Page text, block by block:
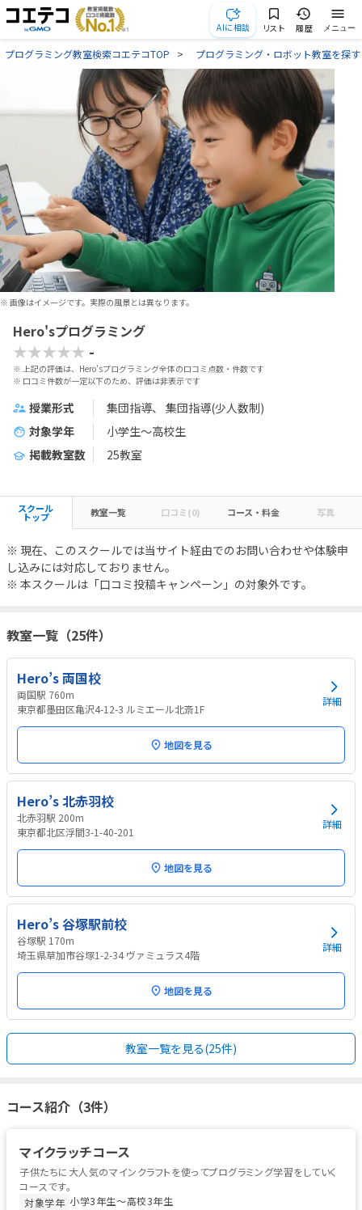
AIに相談 リスト 履歴 メニュー
プログラミング教室検索コエテコTOP プログラミング・ロボット教室を探す
※ 画像はイメージです。実際の風景とは異なります。
Hero'sプログラミング
★★★★★ -
※ 上記の評価は、Hero'sプログラミング全体の口コミ点数・件数です
※ 口コミ件数が一定以下のため、評価は非表示です
授業形式 集団指導
集団指導(少人数制)
対象学年
小学生～高校生
掲載教室数
25教室
スクール
トップ 教室一覧 口コミ(0) コース・料金 写真
※ 現在、このスクールでは当サイト経由でのお問い合わせや体験申
し込みには対応しておりません。
※ 本スクールは「口コミ投稿キャンペーン」の対象外です。
教室一覧（25件）
Hero’s 両国校
両国駅 760m
東京都墨田区亀沢4-12-3 ルミエール北斎1F
詳細
地図を見る
Hero’s 北赤羽校
北赤羽駅 200m
東京都北区浮間3-1-40-201
詳細
地図を見る
Hero’s 谷塚駅前校
谷塚駅 170m
埼玉県草加市谷塚1-2-34 ヴァミュラス4階
詳細
地図を見る
教室一覧を見る(25件)
コース紹介（3件）
マイクラッチコース
子供たちに大人気のマインクラフトを使ってプログラミング学習をしていく
コースです。
対象学年 小学3年生〜高校3年生